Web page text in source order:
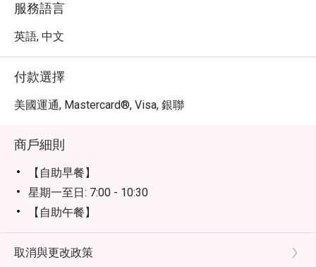
服務語言
英語, 中文
付款選擇
美國運通, Mastercard®, Visa, 銀聯
商戶細則
【自助早餐】
星期一至日: 7:00 - 10:30
【自助午餐】
星期一至日: 12:00 - 14:30
【自助晚餐】
取消與更改政策